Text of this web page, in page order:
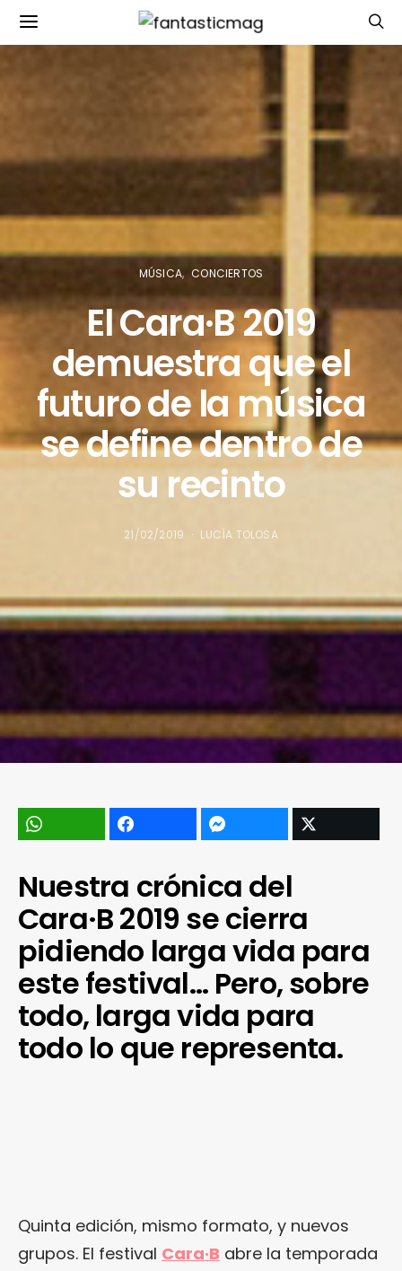
MÚSICA CONCIERTOS
El Cara·B 2019
demuestra que el
futuro de la música
se define dentro de
su recinto
21/02/2019 LUCÍA TOLOSA
Nuestra crónica del
Cara·B 2019 se cierra
pidiendo larga vida para
este festival… Pero, sobre
todo, larga vida para
todo lo que representa.
Quinta edición, mismo formato, y nuevos
grupos. El festival Cara·B abre la temporada